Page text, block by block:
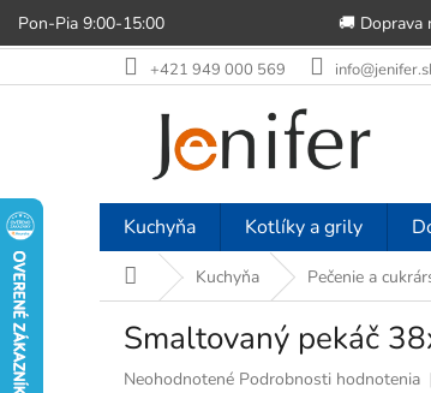
Pon-Pia 9:00-15:00 🚚 Doprava
na
+421 949 000 569
Kuchyňa Kotlíky a grily
DomovKuchyňa Pečenie a
Smaltovaný pekáč
Priemerné
Neohodnotené Podrobnosti hodnotenia